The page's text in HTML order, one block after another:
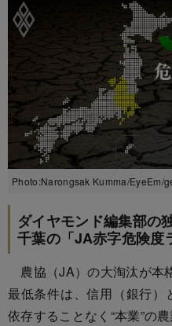
Photo:Narongsak Kumma/EyeEm/
ダイヤモンド編集部の
千葉の「JA赤字危険度
農協（JA）の大淘汰が本
最低条件は、信用（銀行
依存することなく“本業”の